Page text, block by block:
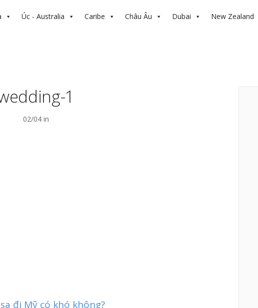
Úc - Australia Caribe Châu Âu Dubai New Zealand
1
02/04 in
đi Mỹ có khó không?